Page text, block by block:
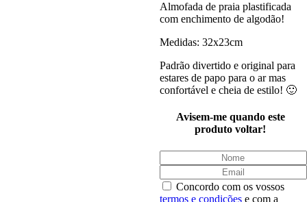
Almofada de praia plastificada
com enchimento de algodão!
Medidas: 32x23cm
Padrão divertido e original para
estares de papo para o ar mas
confortável e cheia de estilo! 🙂
Avisem-me quando este
produto voltar!
Concordo com os vossos
termos e condiçõese com a